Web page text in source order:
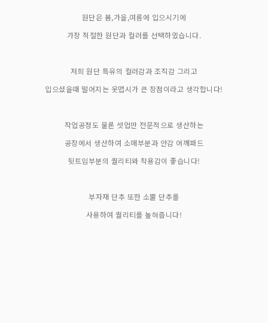
원단은 봄,가을,여름에 입으시기에
가장 적절한 원단과 컬러를 선택하였습니다.
저희 원단 특유의 컬러감과 조직감 그리고
입으셨을때 떨어지는 옷맵시가 큰 장점이라고 생각합니다!
작업공정도 물론 셋업만 전문적으로 생산하는
공장에서 생산하여 소매부분과 안감 어깨패드
뒷트임부분의 퀄리티와 착용감이 좋습니다!
부자재 단추 또한 소뿔 단추를
사용하여 퀄리티를 높혀줍니다!